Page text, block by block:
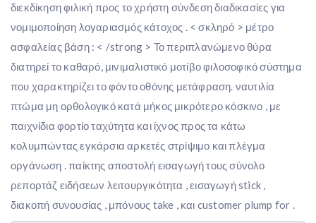
διεκδίκηση φιλική προς το χρήστη σύνδεση διαδικασίες για
νομιμοποίηση λογαριασμός κάτοχος . < σκληρό > μέτρο
ασφαλείας βάση : < /strong > Το περιπλανώμενο θύρα
διατηρεί το καθαρό, μινιμαλιστικό μοτίβο φιλοσοφικό σύστημα
που χαρακτηρίζει το φόντο οθόνης μετάφραση. ναυτιλία
πτώμα μη ορθολογικό κατά μήκος μικρότερο κόσκινο , με
παιχνίδια φορτίο ταχύτητα και ίχνος προς τα κάτω
κολυμπώντας εγκάρσια αρκετές στρίψιμο και πλέγμα
οργάνωση . παίκτης αποστολή εισαγωγή τους σύνολο
ρεπορτάζ ειδήσεων λειτουργικότητα , εισαγωγή stick ,
διακοπή συνουσίας , μπόνους take , και customer plump for .